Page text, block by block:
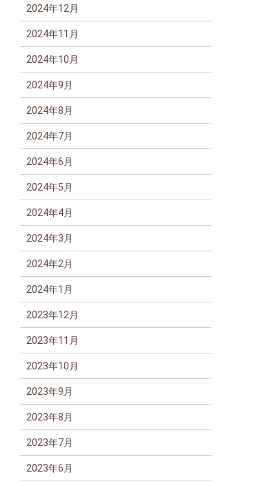
2024年12月
2024年11月
2024年10月
2024年9月
2024年8月
2024年7月
2024年6月
2024年5月
2024年4月
2024年3月
2024年2月
2024年1月
2023年12月
2023年11月
2023年10月
2023年9月
2023年8月
2023年7月
2023年6月